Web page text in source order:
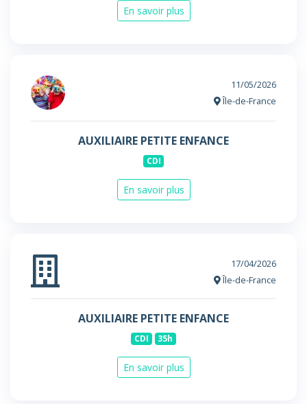
En savoir plus
11/05/2026
Île-de-France
AUXILIAIRE PETITE ENFANCE
CDI
En savoir plus
17/04/2026
Île-de-France
AUXILIAIRE PETITE ENFANCE
CDI 35h
En savoir plus